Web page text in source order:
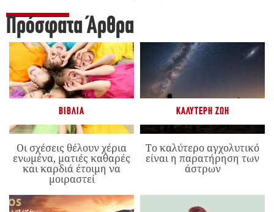
Πρόσφατα Άρθρα
ΒΙΒΛΊΑ
Οι σχέσεις θέλουν χέρια
ενωμένα, ματιές καθαρές
και καρδιά έτοιμη να
μοιραστεί
ΚΑΛΎΤΕΡΗ ΖΩΉ
Το καλύτερο αγχολυτικό
είναι η παρατήρηση των
άστρων